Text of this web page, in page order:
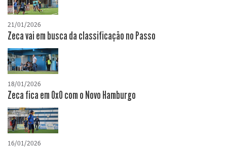
21/01/2026
Zeca vai em busca da classificação no Passo
18/01/2026
Zeca fica em 0x0 com o Novo Hamburgo
16/01/2026